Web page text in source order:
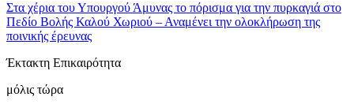
Στα χέρια του Υπουργού Άμυνας το πόρισμα για την πυρκαγιά στο
Πεδίο Βολής Καλού Χωριού – Αναμένει την ολοκλήρωση της
ποινικής έρευνας
Έκτακτη Επικαιρότητα
μόλις τώρα